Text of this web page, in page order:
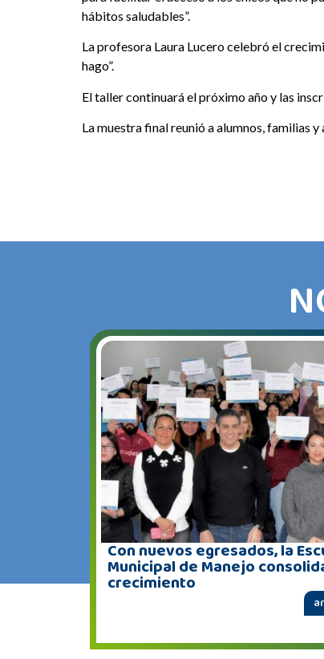
hábitos saludables”.
La profesora Laura Lucero celebró el
hago”.
El taller continuará el próximo año y las
La muestra final reunió a alumnos, familias
Con nuevos egresados, la
Municipal de Manejo
crecimiento